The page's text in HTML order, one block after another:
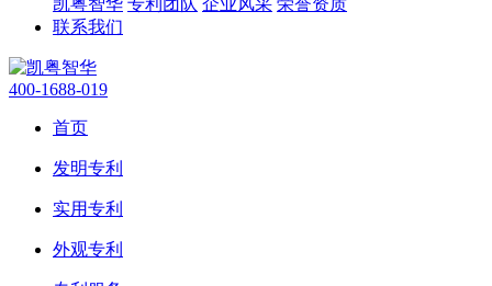
凯粤智华 专利团队 企业风采 荣誉资质
联系我们
400-1688-019
首页
发明专利
实用专利
外观专利